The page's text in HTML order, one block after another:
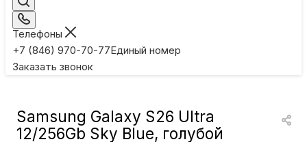
Телефоны
+7 (846) 970-70-77Единый номер
Заказать звонок
Умные кольца
Samsung Galaxy S26 Ultra
12/256Gb Sky Blue, голубой